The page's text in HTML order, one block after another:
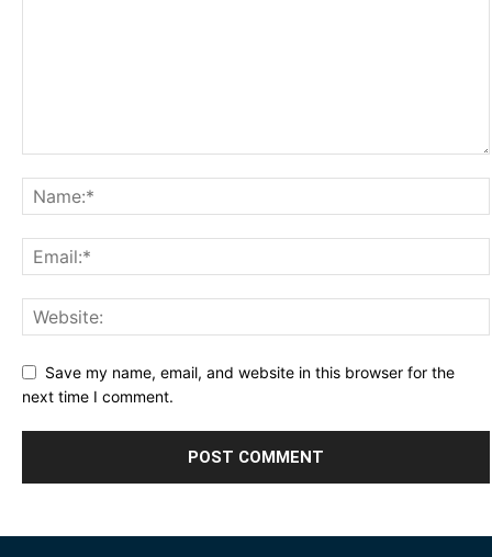
Save my name, email, and website in this browser for the
next time I comment.